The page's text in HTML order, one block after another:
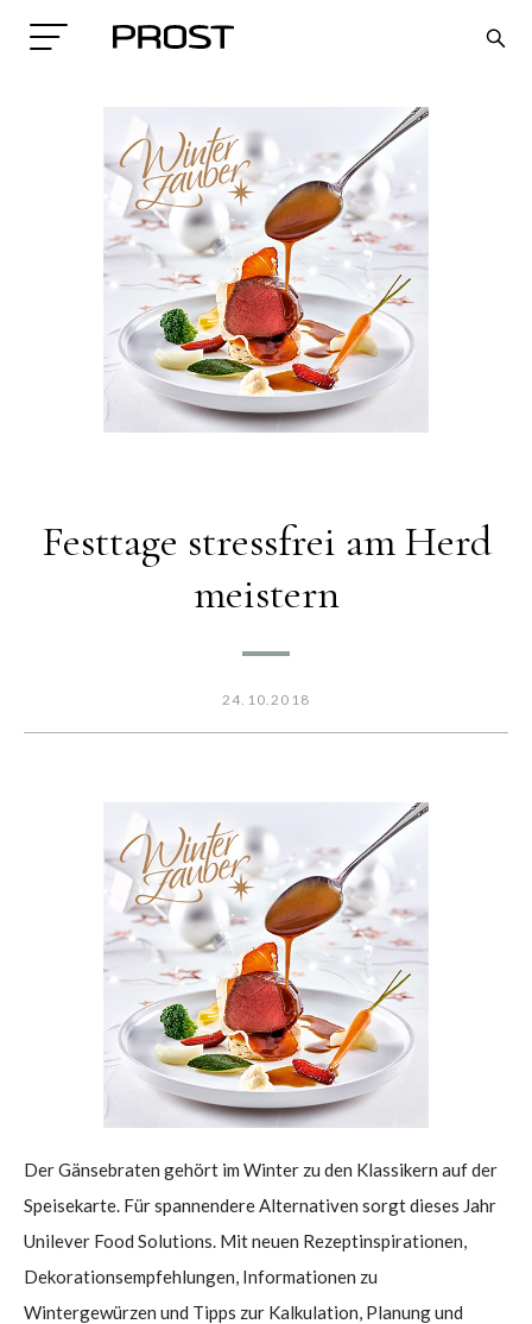
Festtage stressfrei am Herd
meistern
24.10.2018
Der Gänsebraten gehört im Winter zu den Klassikern auf der
Speisekarte. Für spannendere Alternativen sorgt dieses Jahr
Unilever Food Solutions. Mit neuen Rezeptinspirationen,
Dekorationsempfehlungen, Informationen zu
Wintergewürzen und Tipps zur Kalkulation, Planung und